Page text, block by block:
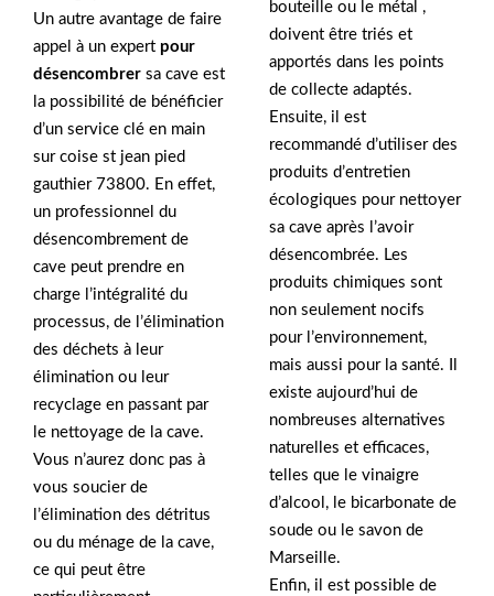
Un autre avantage de faire
appel à un expert pour
désencombrer sa cave est
la possibilité de bénéficier
d’un service clé en main
sur coise st jean pied
gauthier 73800. En effet,
un professionnel du
désencombrement de
cave peut prendre en
charge l’intégralité du
processus, de l’élimination
des déchets à leur
élimination ou leur
recyclage en passant par
le nettoyage de la cave.
Vous n’aurez donc pas à
vous soucier de
l’élimination des détritus
ou du ménage de la cave,
ce qui peut être
bouteille ou le métal ,
doivent être triés et
apportés dans les points
de collecte adaptés.
Ensuite, il est
recommandé d’utiliser des
produits d’entretien
écologiques pour nettoyer
sa cave après l’avoir
désencombrée. Les
produits chimiques sont
non seulement nocifs
pour l’environnement,
mais aussi pour la santé. Il
existe aujourd’hui de
nombreuses alternatives
naturelles et efficaces,
telles que le vinaigre
d’alcool, le bicarbonate de
soude ou le savon de
Marseille.
Enfin, il est possible de